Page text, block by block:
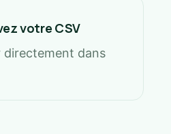
votre CSV
dans